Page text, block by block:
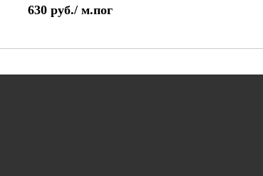
630 руб./ м.пог